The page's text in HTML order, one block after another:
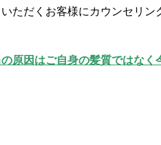
ただくお客様にカウンセリン
原因はご自身の髪質ではなく